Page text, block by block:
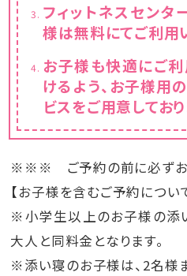
＜ 屋外（グスクプール、
【遊泳期間】 3/20-5/
21:00 ・10/1-11/30
＜ 瀬良垣ビーチ（アイラ
＞
【遊泳期間】 3/20-6/
17:00
＜ インドアプール（屋内
【遊泳期間】 8:00-21:00
※遊泳時間は変更になる
詳しくは、ホテル公式サ
フィットネスセンタ
様は無料にてご利用
ササイズ・マシンを取り
ご利用いただけます。
※ 21:00～8:00はスタッ
となります。なお、この
ません。
※16歳未満のお子様がご
の同伴をお願いいたし
お子様のご利用はご遠慮
お子様も快適にご
けるよう、お子様用
ビスをご用意しており
お貸出し備品】
ベビーベッド（対応年
ッドガード／ おむつ用
ップ／ バンボチェア
浴衣（70cm or 120cm
子供用ハンガー
電子レンジ／ 哺乳瓶消
ポンジ、洗剤）／ お子様
製）※電子レンジ使用不
※※※ ご予約の前に必ず
【お子様を含むご予約につい
※小学生以上のお子様の添い
大人と同料金となります。
※添い寝のお子様は、2名様